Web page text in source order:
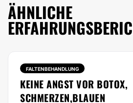
ÄHNLICHE
FALTENBEHANDLUNG
KEINE ANGST VOR BOTOX,
SCHMERZEN,BLAUEN